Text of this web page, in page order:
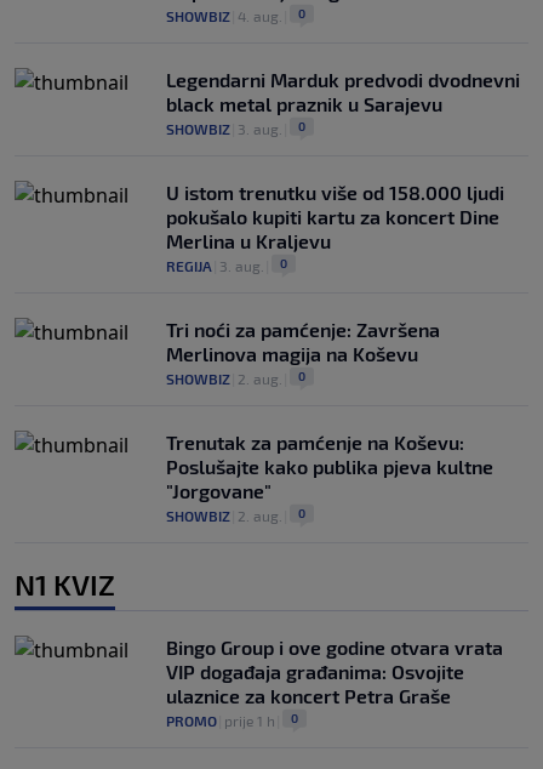
SHOWBIZ 4. aug. 0
Legendarni Marduk predvodi dvodnevni
black metal praznik u Sarajevu
SHOWBIZ 3. aug. 0
U istom trenutku više od 158.000 ljudi
pokušalo kupiti kartu za koncert Dine
Merlina u Kraljevu
REGIJA 3. aug. 0
Tri noći za pamćenje: Završena
Merlinova magija na Koševu
SHOWBIZ 2. aug. 0
Trenutak za pamćenje na Koševu:
Poslušajte kako publika pjeva kultne
"Jorgovane"
SHOWBIZ 2. aug. 0
N1 KVIZ
Bingo Group i ove godine otvara vrata
VIP događaja građanima: Osvojite
ulaznice za koncert Petra Graše
PROMO prije 1 h 0